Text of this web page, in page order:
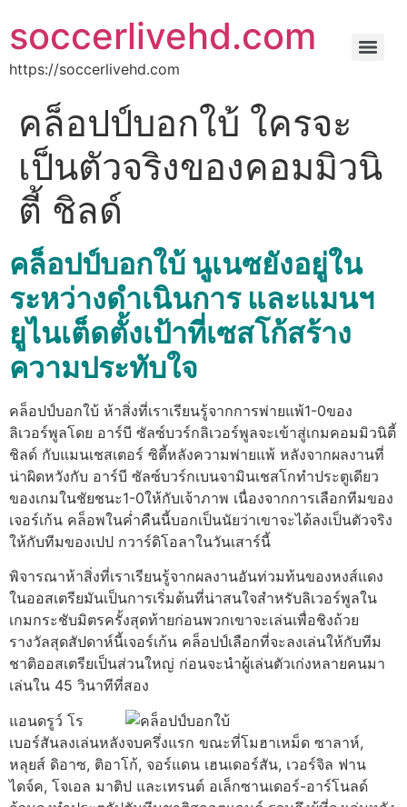
soccerlivehd.com
https://soccerlivehd.com
คล็อปป์บอกใบ้ ใครจะ
เป็นตัวจริงของคอมมิวนิ
ตี้ ชิลด์
คล็อปป์บอกใบ้ นูเนซยังอยู่ใน
ระหว่างดำเนินการ และแมนฯ
ยูไนเต็ดตั้งเป้าที่เซสโก้สร้าง
ความประทับใจ
คล็อปป์บอกใบ้ ห้าสิ่งที่เราเรียนรู้จากการพ่ายแพ้1-0ของ
ลิเวอร์พูลโดย อาร์บี ซัลซ์บวร์กลิเวอร์พูลจะเข้าสู่เกมคอมมิวนิตี้
ชิลด์ กับแมนเชสเตอร์ ซิตี้หลังความพ่ายแพ้ หลังจากผลงานที่
น่าผิดหวังกับ อาร์บี ซัลซ์บวร์กเบนจามินเชสโกทำประตูเดียว
ของเกมในชัยชนะ1-0ให้กับเจ้าภาพ เนื่องจากการเลือกทีมของ
เจอร์เก้น คล็อพในค่ำคืนนี้บอกเป็นนัยว่าเขาจะได้ลงเป็นตัวจริง
ให้กับทีมของเปป กวาร์ดิโอลาในวันเสาร์นี้
พิจารณาห้าสิ่งที่เราเรียนรู้จากผลงานอันท่วมท้นของหงส์แดง
ในออสเตรียมันเป็นการเริ่มต้นที่น่าสนใจสำหรับลิเวอร์พูลใน
เกมกระชับมิตรครั้งสุดท้ายก่อนพวกเขาจะเล่นเพื่อชิงถ้วย
รางวัลสุดสัปดาห์นี้เจอร์เก้น คล็อปป์เลือกที่จะลงเล่นให้กับทีม
ชาติออสเตรียเป็นส่วนใหญ่ ก่อนจะนำผู้เล่นตัวเก่งหลายคนมา
เล่นใน 45 วินาทีที่สอง
แอนดรูว์ โร
เบอร์สันลงเล่นหลังจบครึ่งแรก ขณะที่โมฮาเหม็ด ซาลาห์,
หลุยส์ ดิอาซ, ติอาโก้, จอร์แดน เฮนเดอร์สัน, เวอร์จิล ฟาน
ไดจ์ค, โจเอล มาติป และเทรนต์ อเล็กซานเดอร์-อาร์โนลด์